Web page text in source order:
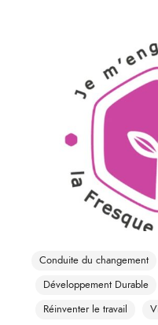
Conduite du changement
Développement Durable
Réinventer le travail